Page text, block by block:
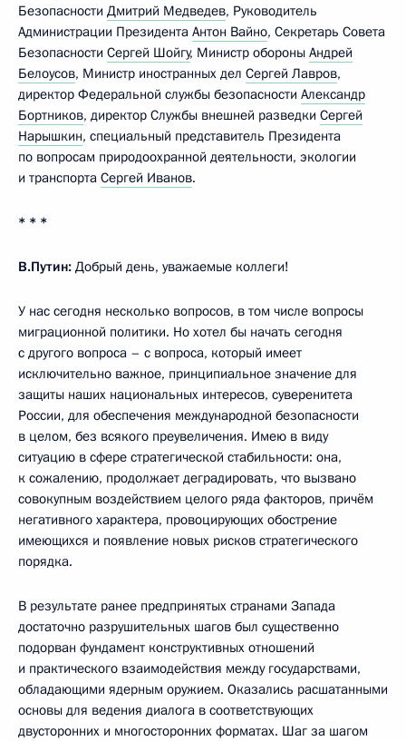
Безопасности Дмитрий Медведев, Руководитель
Администрации Президента Антон Вайно, Секретарь Совета
Безопасности Сергей Шойгу, Министр обороны Андрей
Белоусов, Министр иностранных дел Сергей Лавров,
директор Федеральной службы безопасности Александр
Бортников, директор Службы внешней разведки Сергей
Нарышкин, специальный представитель Президента
по вопросам природоохранной деятельности, экологии
и транспорта Сергей Иванов.
* * *
В.Путин: Добрый день, уважаемые коллеги!
У нас сегодня несколько вопросов, в том числе вопросы
миграционной политики. Но хотел бы начать сегодня
с другого вопроса – с вопроса, который имеет
исключительно важное, принципиальное значение для
защиты наших национальных интересов, суверенитета
России, для обеспечения международной безопасности
в целом, без всякого преувеличения. Имею в виду
ситуацию в сфере стратегической стабильности: она,
к сожалению, продолжает деградировать, что вызвано
совокупным воздействием целого ряда факторов, причём
негативного характера, провоцирующих обострение
имеющихся и появление новых рисков стратегического
порядка.
В результате ранее предпринятых странами Запада
достаточно разрушительных шагов был существенно
подорван фундамент конструктивных отношений
и практического взаимодействия между государствами,
обладающими ядерным оружием. Оказались расшатанными
основы для ведения диалога в соответствующих
двусторонних и многосторонних форматах. Шаг за шагом